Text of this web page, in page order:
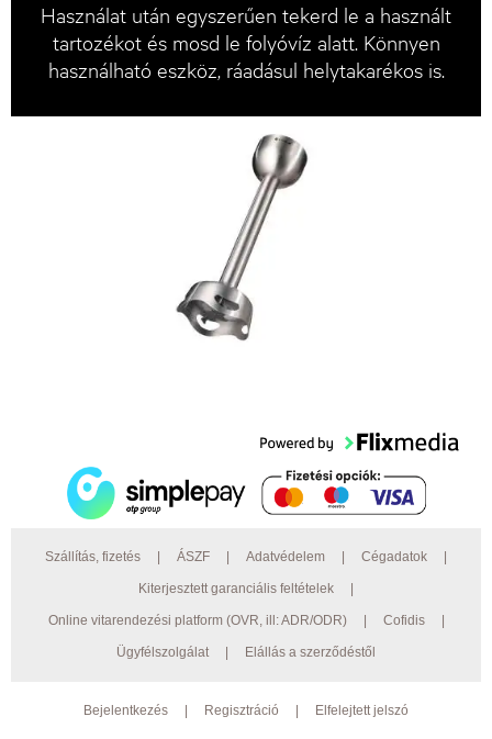
Használat után egyszerűen tekerd le a használt
tartozékot és mosd le folyóvíz alatt. Könnyen
használható eszköz, ráadásul helytakarékos is.
Szállítás, fizetés ÁSZF Adatvédelem Cégadatok
Kiterjesztett garanciális feltételek
Online vitarendezési platform (OVR, ill: ADR/ODR) Cofidis
Ügyfélszolgálat Elállás a szerződéstől
Bejelentkezés Regisztráció Elfelejtett jelszó